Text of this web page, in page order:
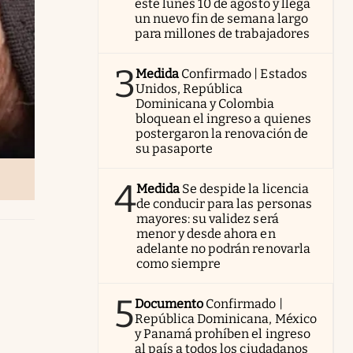
este lunes 10 de agosto y llega
un nuevo fin de semana largo
para millones de trabajadores
3Medida Confirmado | Estados
Unidos, República
Dominicana y Colombia
bloquean el ingreso a quienes
postergaron la renovación de
su pasaporte
4Medida Se despide la licencia
de conducir para las personas
mayores: su validez será
menor y desde ahora en
adelante no podrán renovarla
como siempre
5Documento Confirmado |
República Dominicana, México
y Panamá prohíben el ingreso
al país a todos los ciudadanos